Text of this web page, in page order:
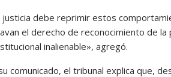
justicia debe reprimir estos
el derecho de reconocimiento de
inalienable», agregó.
comunicado, el tribunal explica que,